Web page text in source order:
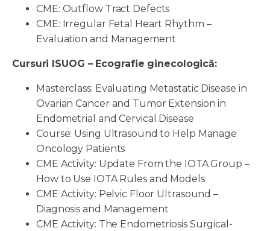
CME: Outflow Tract Defects
CME: Irregular Fetal Heart Rhythm –
Evaluation and Management
Cursuri ISUOG – Ecografie ginecologică:
Masterclass: Evaluating Metastatic Disease in
Ovarian Cancer and Tumor Extension in
Endometrial and Cervical Disease
Course: Using Ultrasound to Help Manage
Oncology Patients
CME Activity: Update From the IOTA Group –
How to Use IOTA Rules and Models
CME Activity: Pelvic Floor Ultrasound –
Diagnosis and Management
CME Activity: The Endometriosis Surgical-